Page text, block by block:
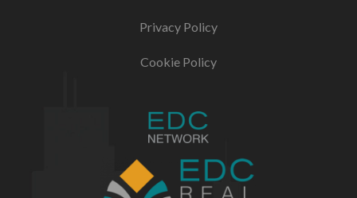
Privacy Policy
Cookie Policy